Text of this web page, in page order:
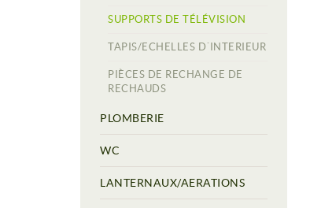
SUPPORTS DE TÉLÉVISION
TAPIS/ECHELLES D´INTERIEUR
PIÈCES DE RECHANGE DE
RECHAUDS
PLOMBERIE
WC
LANTERNAUX/AERATIONS